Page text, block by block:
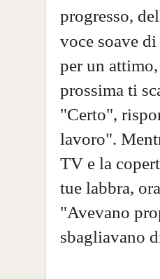
progresso,
voce soave
per un
prossima ti
"Certo",
lavoro".
TV e la
tue labbra,
"Avevano
sbagliavano